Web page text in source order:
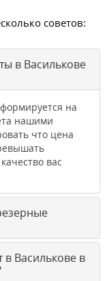
советов:
в Василькове
на
нашими
что цена
вас
Василькове в